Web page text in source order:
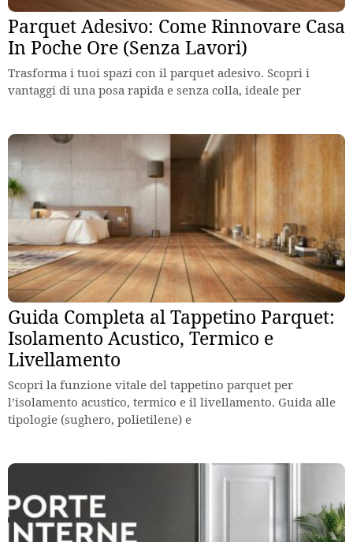
Parquet Adesivo: Come Rinnovare Casa
In Poche Ore (Senza Lavori)
Trasforma i tuoi spazi con il parquet adesivo. Scopri i
vantaggi di una posa rapida e senza colla, ideale per
Guida Completa al Tappetino Parquet:
Isolamento Acustico, Termico e
Livellamento
Scopri la funzione vitale del tappetino parquet per
l’isolamento acustico, termico e il livellamento. Guida alle
tipologie (sughero, polietilene) e